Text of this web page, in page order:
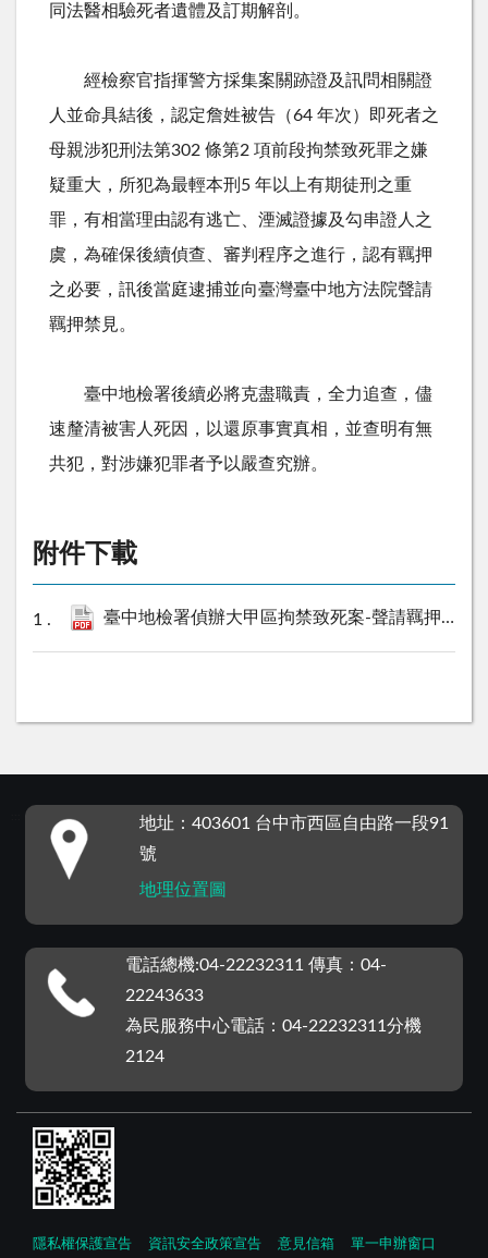
同法醫相驗死者遺體及訂期解剖。
經檢察官指揮警方採集案關跡證及訊問相關證
人並命具結後，認定詹姓被告（64 年次）即死者之
母親涉犯刑法第302 條第2 項前段拘禁致死罪之嫌
疑重大，所犯為最輕本刑5 年以上有期徒刑之重
罪，有相當理由認有逃亡、湮滅證據及勾串證人之
虞，為確保後續偵查、審判程序之進行，認有羈押
之必要，訊後當庭逮捕並向臺灣臺中地方法院聲請
羈押禁見。
臺中地檢署後續必將克盡職責，全力追查，儘
速釐清被害人死因，以還原事實真相，並查明有無
共犯，對涉嫌犯罪者予以嚴查究辦。
附件下載
臺中地檢署偵辦大甲區拘禁致死案-聲請羈押禁見犯嫌1人.pdf
地址：403601 台中市西區自由路一段91
號
地理位置圖
電話總機:04-22232311 傳真：04-
22243633
為民服務中心電話：04-22232311分機
2124
隱私權保護宣告 資訊安全政策宣告 意見信箱 單一申辦窗口